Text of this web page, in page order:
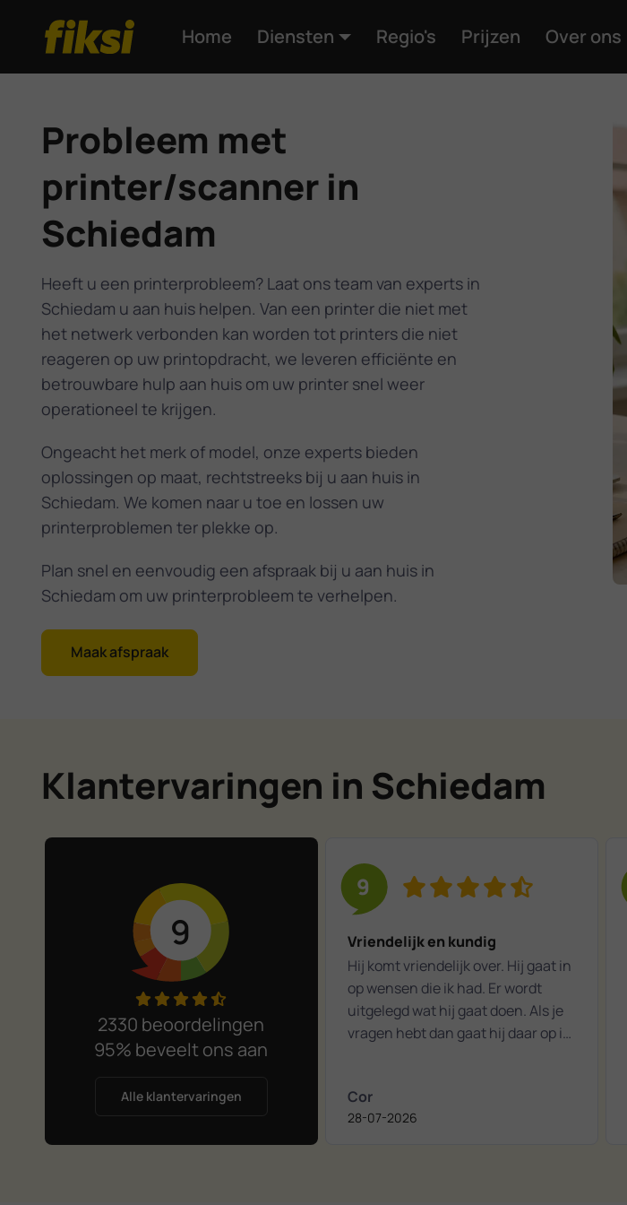
Home Diensten Regio's Prijzen Over ons
Probleem met
printer/scanner in
Schiedam
Heeft u een printerprobleem? Laat ons team van experts in
Schiedam u aan huis helpen. Van een printer die niet met
het netwerk verbonden kan worden tot printers die niet
reageren op uw printopdracht, we leveren efficiënte en
betrouwbare hulp aan huis om uw printer snel weer
operationeel te krijgen.
Ongeacht het merk of model, onze experts bieden
oplossingen op maat, rechtstreeks bij u aan huis in
Schiedam. We komen naar u toe en lossen uw
printerproblemen ter plekke op.
Plan snel en eenvoudig een afspraak bij u aan huis in
Schiedam om uw printerprobleem te verhelpen.
Maak afspraak
Klantervaringen in Schiedam
9
2330 beoordelingen
95% beveelt ons aan
Alle klantervaringen
9
Vriendelijk en kundig
Hij komt vriendelijk over. Hij gaat in
op wensen die ik had. Er wordt
uitgelegd wat hij gaat doen. Als je
vragen hebt dan gaat hij daar op in.
Cor
28-07-2026